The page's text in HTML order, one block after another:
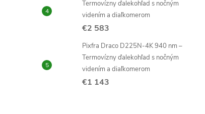
Termovízny ďalekohľad s nočným
videním a diaľkomerom
€2 583
Pixfra Draco D225N-4K 940 nm –
Termovízny ďalekohľad s nočným
videním a diaľkomerom
€1 143